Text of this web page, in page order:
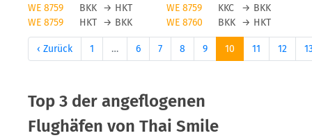
WE 8759
BKK → HKT WE 8759 KKC → BKK
WE 8759
HKT → BKK WE 8760 BKK → HKT
‹ Zurück 1 … 6 7 8 9 10 11 12
Top 3 der angeflogenen
Flughäfen von Thai Smile